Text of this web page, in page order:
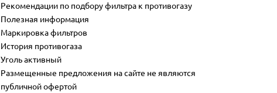
Рекомендации по подбору фильтра к противогазу
Полезная информация
Маркировка фильтров
История противогаза
Уголь активный
Размещенные предложения на сайте не являются
публичной офертой